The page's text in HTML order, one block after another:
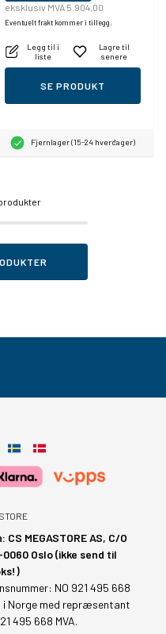
eksklusiv MVA 5.904,00
Eventuelt frakt kommer i tillegg.
Legg til i
liste
Lagre til
senere
SE PRODUKT
Fjernlager (15-24 hverdager)
MEGASTORE AS, C/O
Oslo (ikke send til
NO 921 495 668
i Norge med repræsentant
495 668 MVA.